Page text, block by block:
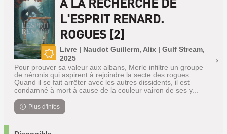
Nouveauté
L'ESPRIT RENARD.
ROGUES [2]
Livre | Naudot Guillerm, Alix | Gulf Stream,
2025
Pour prouver sa valeur aux albans, Merle infiltre un groupe
de néronis qui aspirent à rejoindre la secte des rogues.
Quand il se fait arrêter avec les autres dissidents, il est
condamné à mort à cause de la couleur vairon de ses y...
Plus d'infos